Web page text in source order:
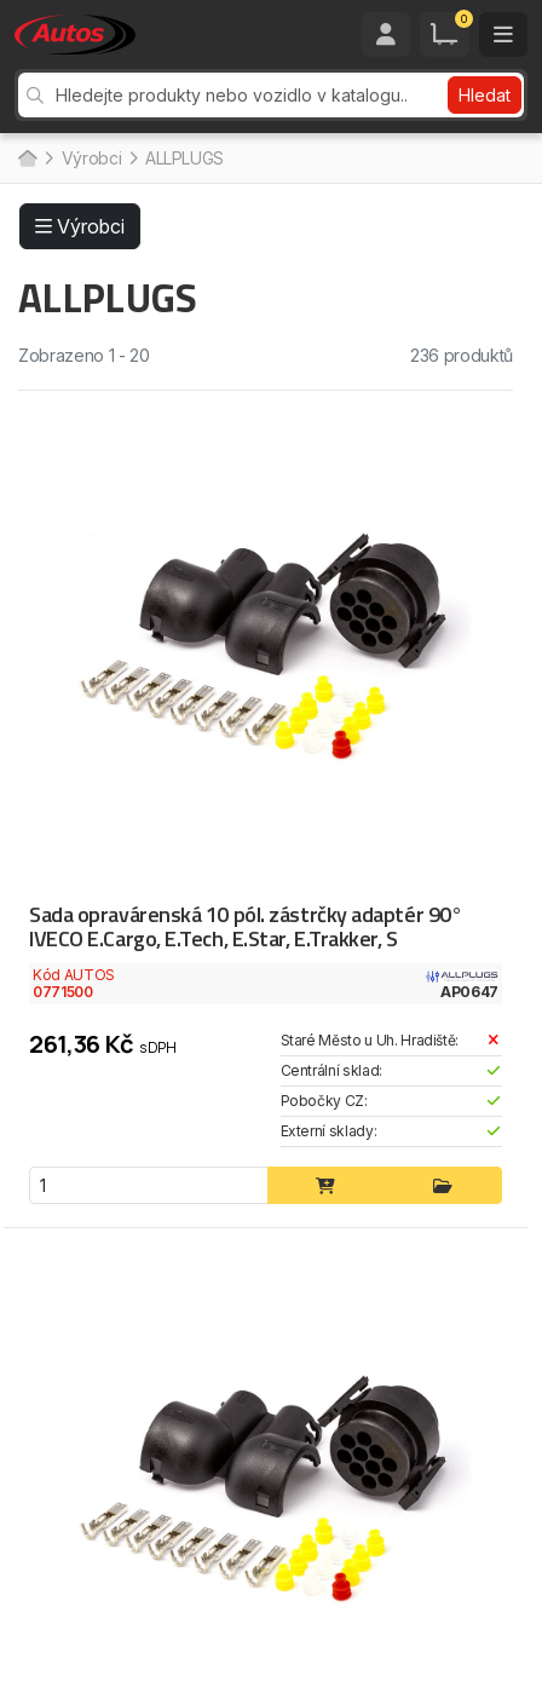
0
Hledat
Výrobci ALLPLUGS
Výrobci
ALLPLUGS
Zobrazeno 1 - 20 236 produktů
Sada opravárenská 10 pól. zástrčky adaptér 90°
IVECO E.Cargo, E.Tech, E.Star, E.Trakker, S
Kód AUTOS
0771500
AP0647
261,36 Kč s DPH
Staré Město u Uh. Hradiště:
Centrální sklad:
Pobočky CZ:
Externí sklady: